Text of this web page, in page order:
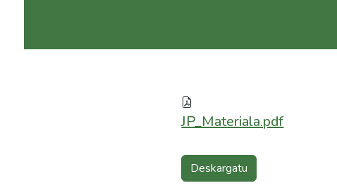
JP_Materiala.pdf
Deskargatu